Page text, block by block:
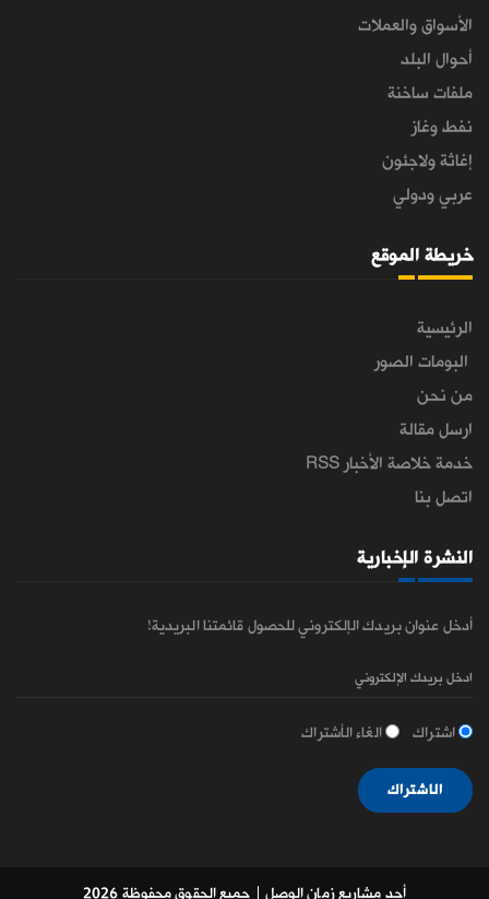
الأسواق والعملات
أحوال البلد
ملفات ساخنة
نفط وغاز
إغاثة ولاجئون
عربي ودولي
خريطة الموقع
الرئيسية
البومات الصور
من نحن
ارسل مقالة
خدمة خلاصة الأخبار RSS
اتصل بنا
النشرة الإخبارية
أدخل عنوان بريدك الإلكتروني للحصول قائمتنا البريدية!
اشتراك الغاء الأشتراك
الاشتراك